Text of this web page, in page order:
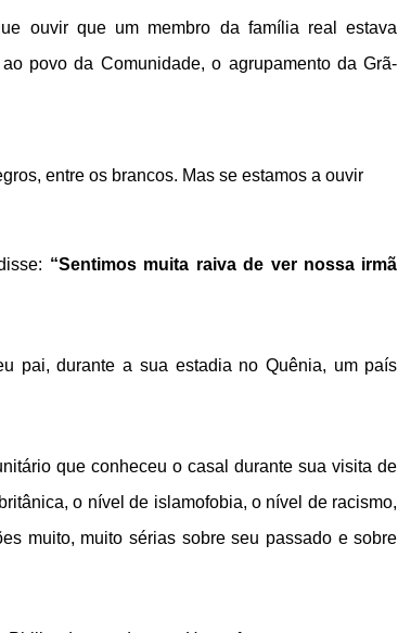
ouvir que um membro da família real estava
povo da Comunidade, o agrupamento da Grã-
entre os brancos. Mas se estamos a ouvir
“Sentimos muita raiva de ver nossa irmã
pai, durante a sua estadia no Quênia, um país
que conheceu o casal durante sua visita de
o nível de islamofobia, o nível de racismo,
muito, muito sérias sobre seu passado e sobre